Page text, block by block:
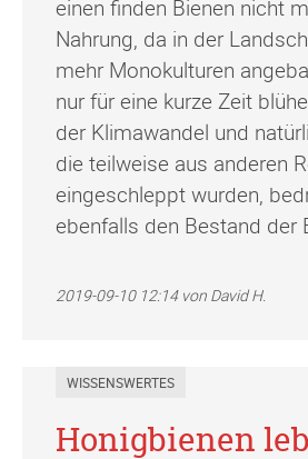
einen finden Bienen nicht
Nahrung, da in der
mehr Monokulturen
nur für eine kurze Zeit
der Klimawandel und
die teilweise aus anderen
eingeschleppt wurden,
ebenfalls den Bestand der
2019-09-10 12:14von David H.
WISSENSWERTES
Honigbienen